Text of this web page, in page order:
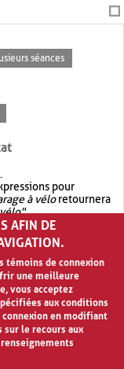
séances
pour
à véloretournera
.
OR.garage OR vélo
garage à vélo
AFIN DE
témoins de connexion
une meilleure
vous acceptez
aux conditions
en modifiant
sur le recours aux